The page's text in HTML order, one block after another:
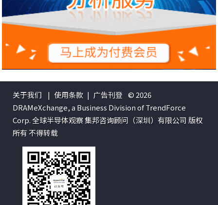
关于我们 | 使用条款 | 广告刊登 © 2026
DRAMeXchange, a Business Division of TrendForce
Corp. 全球半导体观察 集邦咨询顾问（深圳）有限公司 版权
所有 不得转载